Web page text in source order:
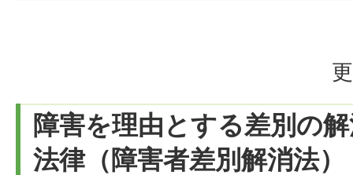
障害を理由とする差別の
法律（障害者差別解消法）